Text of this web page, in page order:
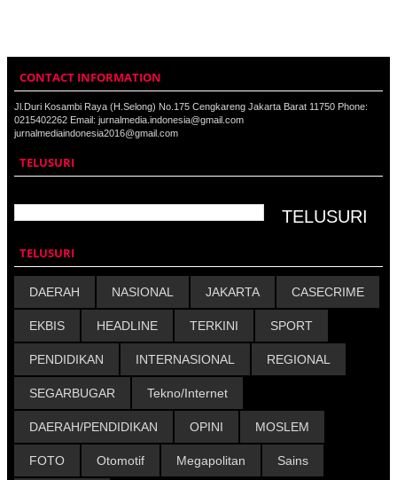
CONTACT INFORMATION
Jl.Duri Kosambi Raya (H.Selong) No.175 Cengkareng Jakarta Barat 11750 Phone:
0215402262 Email: jurnalmedia.indonesia@gmail.com
jurnalmediaindonesia2016@gmail.com
TELUSURI
TELUSURI
DAERAH NASIONAL JAKARTA CASECRIME
EKBIS HEADLINE TERKINI SPORT
PENDIDIKAN INTERNASIONAL REGIONAL
SEGARBUGAR Tekno/Internet
DAERAH/PENDIDIKAN OPINI MOSLEM
FOTO Otomotif Megapolitan Sains